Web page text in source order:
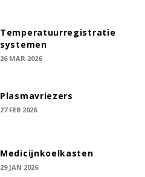
Temperatuurregistratie
systemen
26 MAR 2026
Plasmavriezers
27 FEB 2026
Medicijnkoelkasten
29 JAN 2026